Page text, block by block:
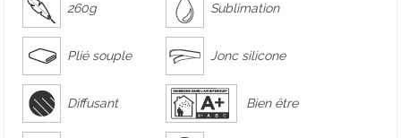
260g Sublimation
Plié souple Jonc silicone
Diffusant Bien être